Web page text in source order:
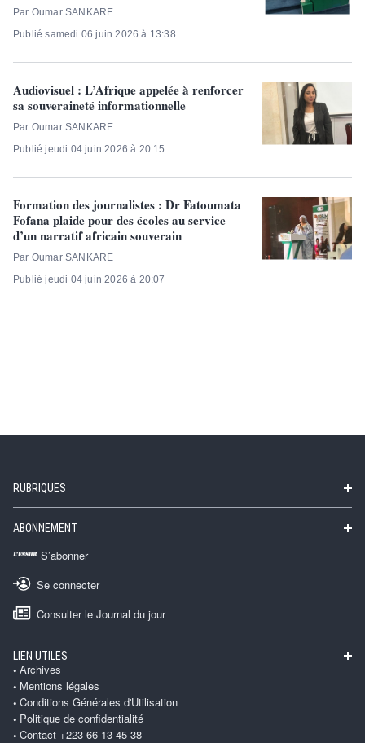
Par Oumar SANKARE
Publié samedi 06 juin 2026 à 13:38
Audiovisuel : L’Afrique appelée à renforcer
sa souveraineté informationnelle
Par Oumar SANKARE
Publié jeudi 04 juin 2026 à 20:15
Formation des journalistes : Dr Fatoumata
Fofana plaide pour des écoles au service
d’un narratif africain souverain
Par Oumar SANKARE
Publié jeudi 04 juin 2026 à 20:07
RUBRIQUES
ABONNEMENT
S’abonner
Se connecter
Consulter le Journal du jour
LIEN UTILES
Archives
Mentions légales
Conditions Générales d'Utilisation
Politique de confidentialité
Contact +223 66 13 45 38